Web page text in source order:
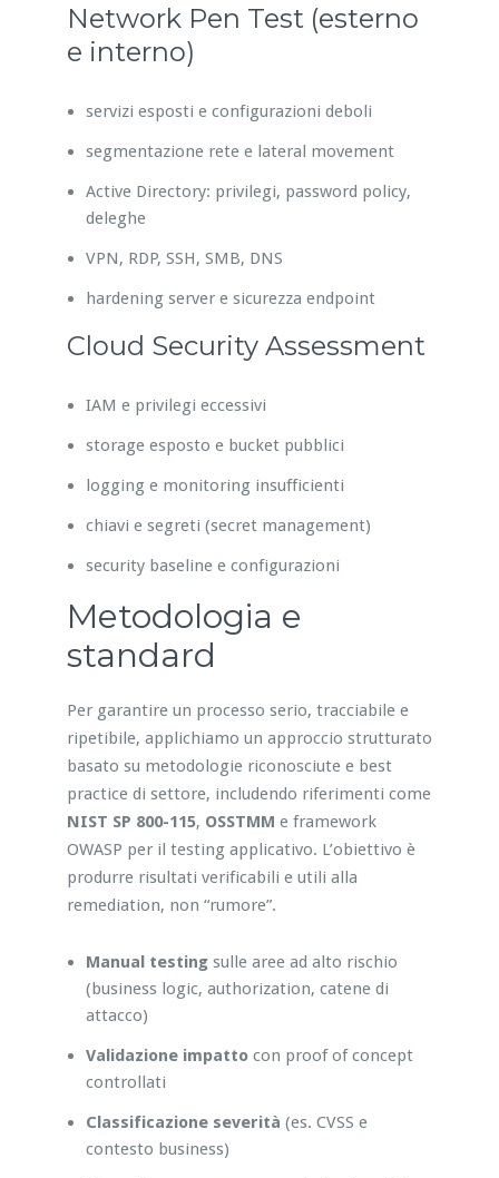
Network Pen Test (esterno
e interno)
servizi esposti e configurazioni deboli
segmentazione rete e lateral movement
Active Directory: privilegi, password policy,
deleghe
VPN, RDP, SSH, SMB, DNS
hardening server e sicurezza endpoint
Cloud Security Assessment
IAM e privilegi eccessivi
storage esposto e bucket pubblici
logging e monitoring insufficienti
chiavi e segreti (secret management)
security baseline e configurazioni
Metodologia e
standard
Per garantire un processo serio, tracciabile e
ripetibile, applichiamo un approccio strutturato
basato su metodologie riconosciute e best
practice di settore, includendo riferimenti come
NIST SP 800-115, OSSTMM e framework
OWASP per il testing applicativo. L’obiettivo è
produrre risultati verificabili e utili alla
remediation, non “rumore”.
Manual testingsulle aree ad alto rischio
(business logic, authorization, catene di
attacco)
Validazione impattocon proof of concept
controllati
Classificazione severità (es. CVSS e
contesto business)